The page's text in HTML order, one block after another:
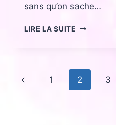
sans qu’on sache…
LIRE LA SUITELA
:
LA
Navigation
Page
1 2 3